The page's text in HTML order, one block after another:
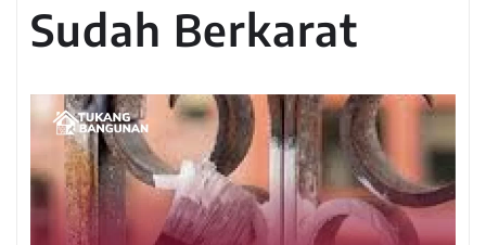
Sudah Berkarat